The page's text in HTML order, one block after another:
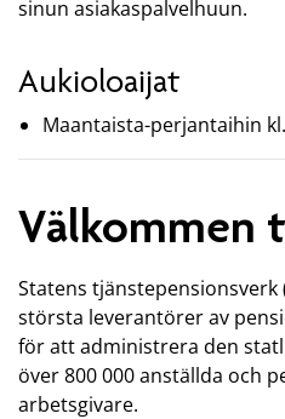
sinun asiakaspalvelhuun.
Aukioloaijat
Maantaista-perjantaihin
Välkommen
Statens tjänstepensionsverk
största leverantörer av
för att administrera den
över 800 000 anställda och
arbetsgivare.